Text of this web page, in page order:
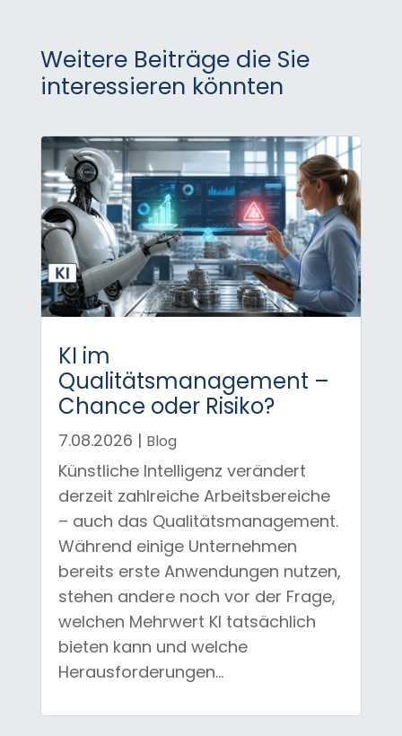
Weitere Beiträge die Sie
interessieren könnten
KI im
Qualitätsmanagement –
Chance oder Risiko?
7.08.2026 | Blog
Künstliche Intelligenz verändert
derzeit zahlreiche Arbeitsbereiche
– auch das Qualitätsmanagement.
Während einige Unternehmen
bereits erste Anwendungen nutzen,
stehen andere noch vor der Frage,
welchen Mehrwert KI tatsächlich
bieten kann und welche
Herausforderungen...